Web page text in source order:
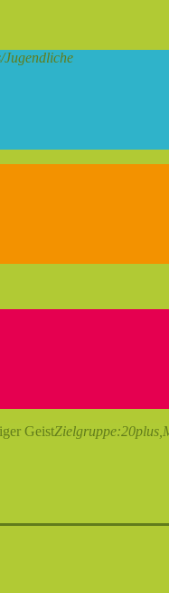
Jugendliche
GeistZielgruppe:20plus,